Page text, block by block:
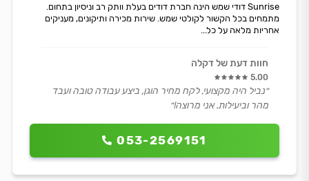
053-2569151
Sunrise דודי שמש הינה חברת דודים בעלת וותק רב וניסיון בתחום.
מתמחים בכל הקשור לקולטי שמש. שירות מכירה ותיקונים, מעניקים
אחריות מלאה על כל...
חוות דעת של דקלה
5.00
״נביל היה מקצועי, לקח מחיר הוגן, ביצע עבודה טובה ועבד
מהר וביעילות. אני מרוצה!״